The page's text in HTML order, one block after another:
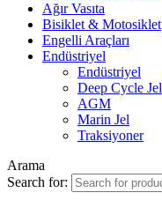
Ağır Vasıta
Bisiklet & Motosiklet
Engelli Araçları
Endüstriyel
Endüstriyel
Deep Cycle Jel
AGM
Marin Jel
Traksiyoner
Arama
Search for: